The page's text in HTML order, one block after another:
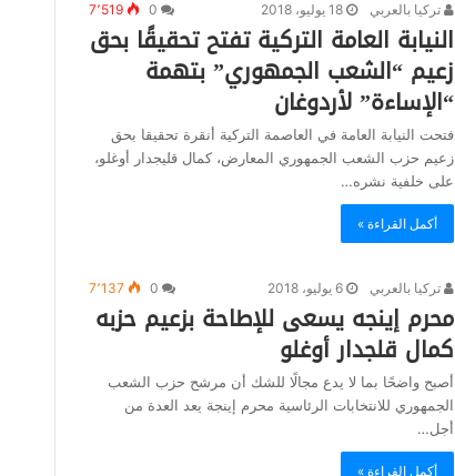
تركيا بالعربي 18 يوليو، 2018 7٬519
النيابة العامة التركية تفتح تحقيقًا بحق
زعيم “الشعب الجمهوري” بتهمة
“الإساءة” لأردوغان
فتحت النيابة العامة في العاصمة التركية أنقرة تحقيقا بحق
زعيم حزب الشعب الجمهوري المعارض، كمال قليجدار أوغلو،
على خلفية نشره…
أكمل القراءة »
تركيا بالعربي 6 يوليو، 2018 7٬137
محرم إينجه يسعى للإطاحة بزعيم حزبه
كمال قلجدار أوغلو
أصبح واضحًا بما لا يدع مجالًا للشك أن مرشح حزب الشعب
الجمهوري للانتخابات الرئاسية محرم إينجة يعد العدة من
أجل…
أكمل القراءة »